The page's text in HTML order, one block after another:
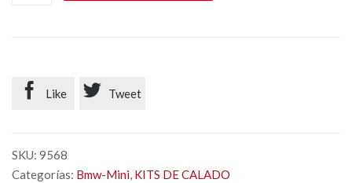
 Like  Tweet
SKU: 9568
Categorías: Bmw-Mini, KITS DE CALADO